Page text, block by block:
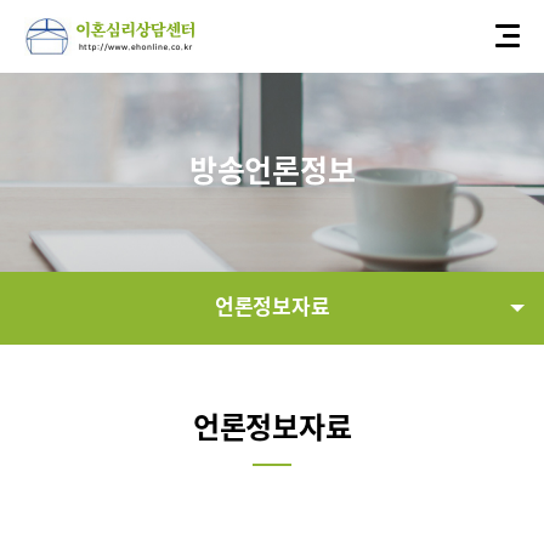
방송언론정보
언론정보자료
언론정보자료
언론정보자료